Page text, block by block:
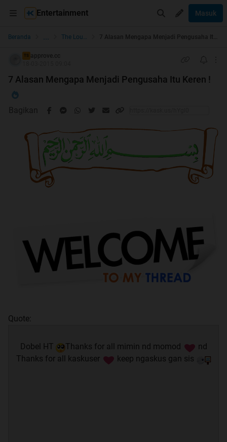
Entertainment Masuk
Beranda ... The Lounge
TS approve.cc
7 Alasan Mengapa Menjadi Pengusaha Itu Keren !
Bagikan
Quote:
Dobel HT Thanks for all mimin nd momod
nd
Thanks for all kaskuser
keep ngaskus gan sis